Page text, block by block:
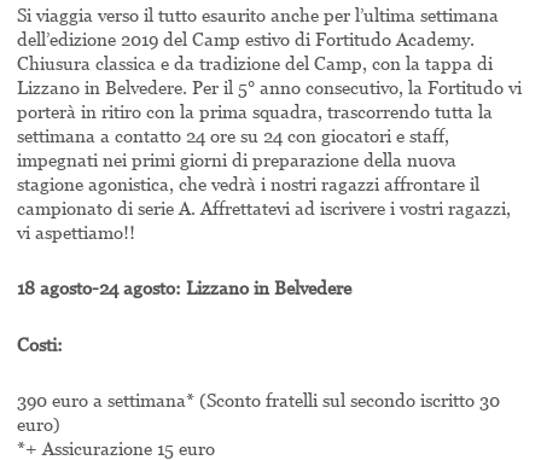
Si viaggia verso il tutto esaurito anche per l’ultima settimana
dell’edizione 2019 del Camp estivo di Fortitudo Academy.
Chiusura classica e da tradizione del Camp, con la tappa di
Lizzano in Belvedere. Per il 5° anno consecutivo, la Fortitudo vi
porterà in ritiro con la prima squadra, trascorrendo tutta la
settimana a contatto 24 ore su 24 con giocatori e staff,
impegnati nei primi giorni di preparazione della nuova
stagione agonistica, che vedrà i nostri ragazzi affrontare il
campionato di serie A. Affrettatevi ad iscrivere i vostri ragazzi,
vi aspettiamo!!
18 agosto-24 agosto: Lizzano in Belvedere
Costi:
390 euro a settimana* (Sconto fratelli sul secondo iscritto 30
euro)
*+ Assicurazione 15 euro